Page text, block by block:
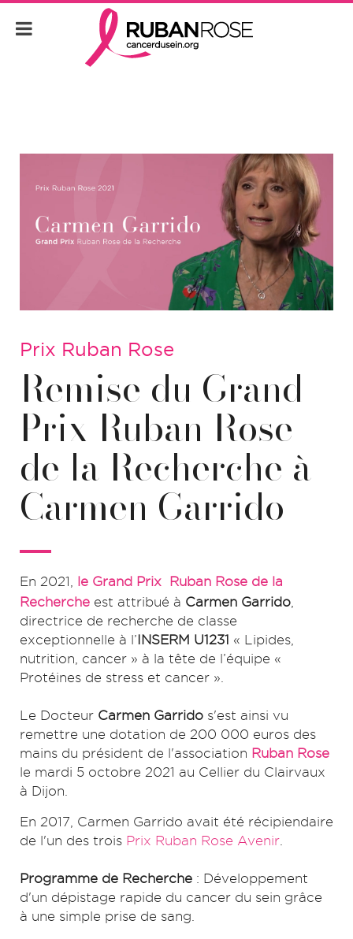
Prix Ruban Rose
Remise du Grand
Prix Ruban Rose
de la Recherche à
Carmen Garrido
En 2021,
le Grand Prix Ruban Rose de la
Recherche est attribué à Carmen Garrido
directrice de recherche de classe
exceptionnelle à l’INSERM U1231 « Lipides,
nutrition, cancer » à la tête de l’équipe «
Protéines de stress et cancer ».
Le Docteur Carmen Garrido s'est ainsi vu
remettre une dotation de 200 000 euros des
mains du président de l'association Ruban Rose
le mardi 5 octobre 2021 au Cellier du Clairvaux
à Dijon.
En 2017, Carmen Garrido avait été récipiendaire
de l'un des trois Prix Ruban Rose Avenir
Programme de Recherche : Développement
d'un dépistage rapide du cancer du sein grâce
à une simple prise de sang.